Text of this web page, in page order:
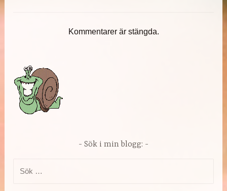
Kommentarer är stängda.
Sök i min blogg: